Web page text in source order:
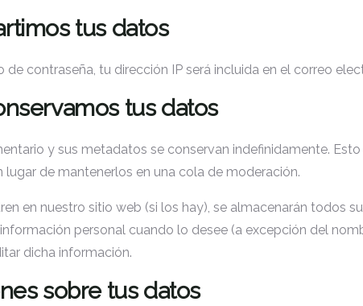
tus datos
de contraseña, tu dirección IP será incluida en el correo
tus datos
y sus metadatos se conservan indefinidamente.
de mantenerlos en una cola de moderación.
en nuestro sitio web (si los hay), se almacenarán todos
personal cuando lo desee (a excepción del
dicha información.
sobre tus datos